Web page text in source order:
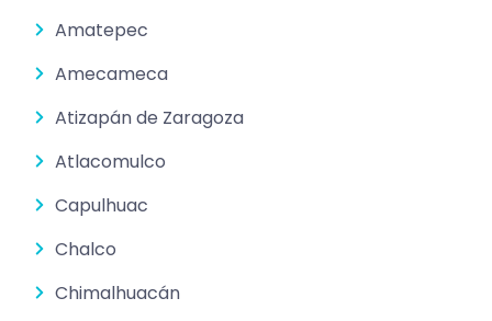
Amatepec
Amecameca
Atizapán de Zaragoza
Atlacomulco
Capulhuac
Chalco
Chimalhuacán